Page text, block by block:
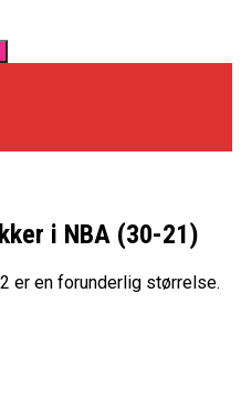
i NBA (30-21)
er en forunderlig størrelse.